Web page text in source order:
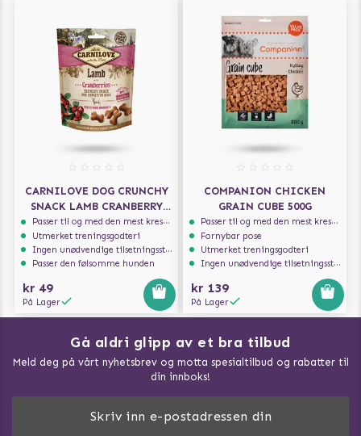
CARNILOVE DOG CRUNCHY
SNACK LAMB CRANBERRY
200G
Passer til og med den mest kresne hunden
Utmerket treningsgodteri
Ingen unødvendige tilsetningsstoffer
Passer den følsomme hunden
kr 49
På Lager
COMPANION CHICKEN
GRAIN CUBE 500G
Passer til og med den mest kresne hunden
Fornybar pose
Utmerket treningsgodteri
Ingen unødvendige tilsetningsstoffer
kr 139
På Lager
Gå aldri glipp av et bra tilbud
Meld deg på vårt nyhetsbrev og motta spesialtilbud og rabatter til
din innboks!